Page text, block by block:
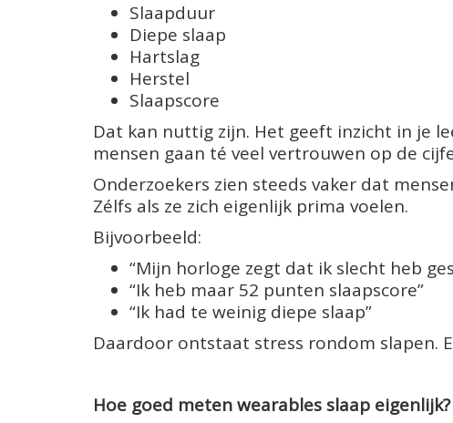
Slaapduur
Diepe slaap
Hartslag
Herstel
Slaapscore
Dat kan nuttig zijn. Het geeft inzicht in je
mensen gaan té veel vertrouwen op de
Onderzoekers zien steeds vaker dat
Zélfs als ze zich eigenlijk prima voelen.
Bijvoorbeeld:
“Mijn horloge zegt dat ik slecht heb
“Ik heb maar 52 punten slaapscore”
“Ik had te weinig diepe slaap”
Daardoor ontstaat stress rondom slapen.
Hoe goed meten wearables slaap eigenlijk?